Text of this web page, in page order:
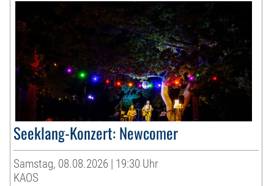
Seeklang-Konzert: Newcomer
Samstag, 08.08.2026 | 19:30 Uhr
KAOS